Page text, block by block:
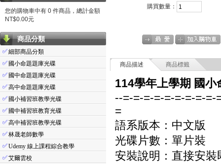
您的購物車中有 0 件商品，總計金額
NT$0.00元
商品分類
✅細部商品分類
✅ 國小命題題庫光碟
✅ 國中命題題庫光碟
✅高中命題題庫光碟
✅ 國小補習班教學光碟
✅ 國中補習班教育光碟
✅高中補習班教學光碟
✅林晟老師數學
✅Udemy 線上課程綜合教學
✅艾爾雲校
購買數量：
商品描述 商品標籤
114學年上學期 國
--=-=-=-=-=-=-=-=-=-
=
語系版本：中文版
光碟片數：單片裝
安裝說明：直接安裝